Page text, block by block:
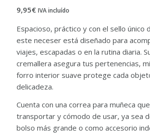
9,95€ IVA incluído
Espacioso, práctico y con el sello único
este neceser está diseñado para
viajes, escapadas o en la rutina diaria.
cremallera asegura tus pertenencias,
forro interior suave protege cada
delicadeza.
Cuenta con una correa para muñeca
transportar y cómodo de usar, ya sea
bolso más grande o como accesorio